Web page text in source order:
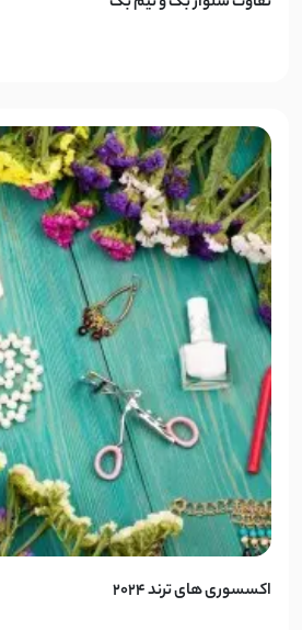
اکسسوری های ترند 2024